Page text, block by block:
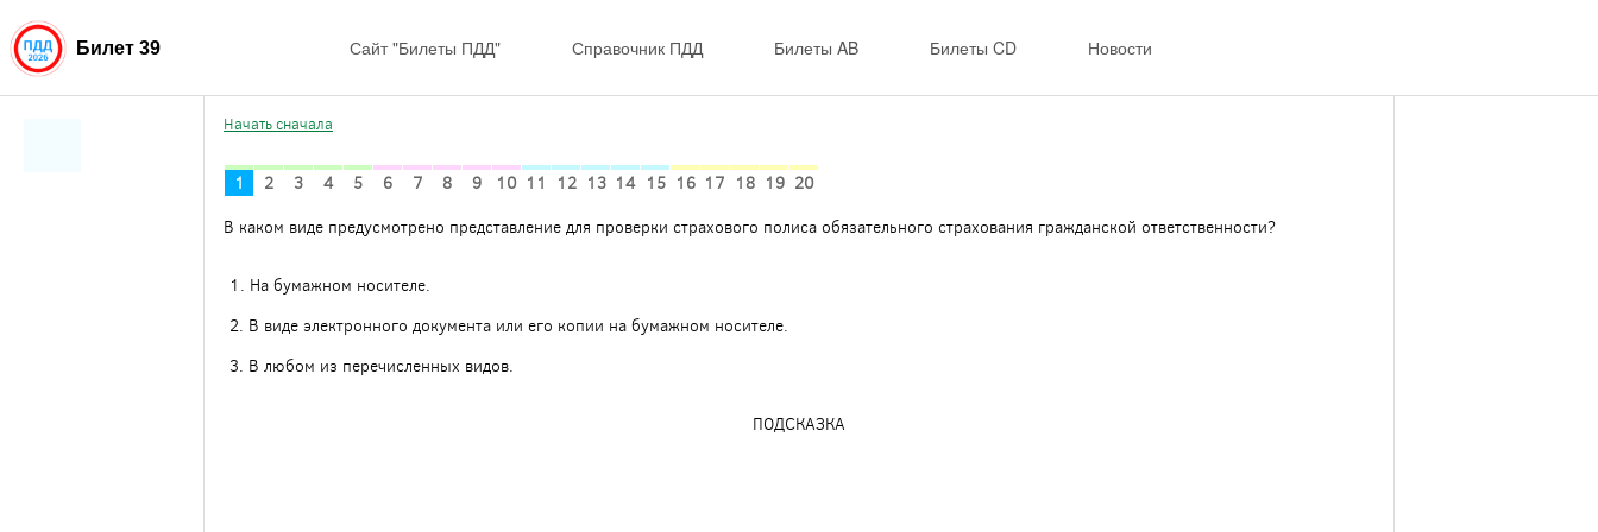
Билет 39 Сайт "Билеты ПДД" Справочник ПДД Билеты AB Билеты CD Новости
Начать сначала
1 2 3 4 5 6 7 8 9 10 11 12 13 14 15 16 17 18 19 20
В каком виде предусмотрено представление для проверки страхового полиса обязательного страхования гражданской ответственности?
1. На бумажном носителе.
2. В виде электронного документа или его копии на бумажном носителе.
3. В любом из перечисленных видов.
ПОДСКАЗКА